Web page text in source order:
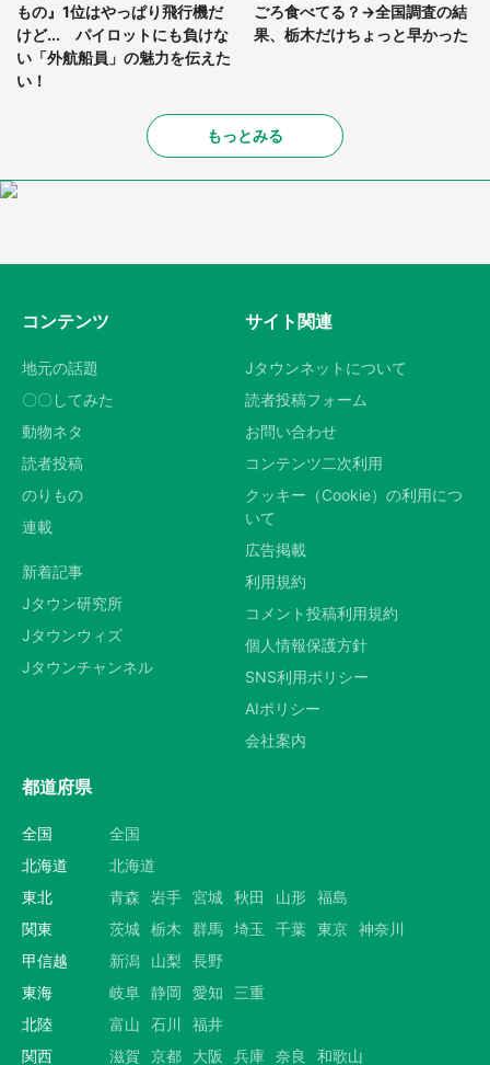
もの』1位はやっぱり飛行機だ
けど... パイロットにも負けな
い「外航船員」の魅力を伝えた
い！
ごろ食べてる？→全国調査の結
果、栃木だけちょっと早かった
もっとみる
コンテンツ
地元の話題
〇〇してみた
動物ネタ
読者投稿
のりもの
連載
新着記事
Jタウン研究所
Jタウンウィズ
Jタウンチャンネル
サイト関連
Jタウンネットについて
読者投稿フォーム
お問い合わせ
コンテンツ二次利用
クッキー（Cookie）の利用につ
いて
広告掲載
利用規約
コメント投稿利用規約
個人情報保護方針
SNS利用ポリシー
AIポリシー
会社案内
都道府県
全国
全国
北海道
北海道
東北
青森 岩手 宮城 秋田 山形 福島
関東
茨城 栃木 群馬 埼玉 千葉 東京 神奈川
甲信越
新潟 山梨
長野
東海
岐阜 静岡 愛知
三重
北陸
富山 石川
福井
関西
滋賀 京都 大阪 兵庫 奈良 和歌山